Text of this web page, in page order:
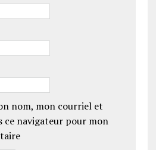
nom, mon courriel et
ce navigateur pour mon